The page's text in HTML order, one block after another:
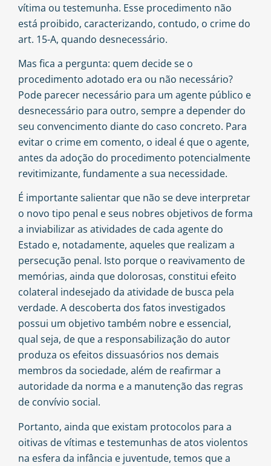
vítima ou testemunha. Esse procedimento não
está proibido, caracterizando, contudo, o crime do
art. 15-A, quando desnecessário.
Mas fica a pergunta: quem decide se o
procedimento adotado era ou não necessário?
Pode parecer necessário para um agente público e
desnecessário para outro, sempre a depender do
seu convencimento diante do caso concreto. Para
evitar o crime em comento, o ideal é que o agente,
antes da adoção do procedimento potencialmente
revitimizante, fundamente a sua necessidade.
É importante salientar que não se deve interpretar
o novo tipo penal e seus nobres objetivos de forma
a inviabilizar as atividades de cada agente do
Estado e, notadamente, aqueles que realizam a
persecução penal. Isto porque o reavivamento de
memórias, ainda que dolorosas, constitui efeito
colateral indesejado da atividade de busca pela
verdade. A descoberta dos fatos investigados
possui um objetivo também nobre e essencial,
qual seja, de que a responsabilização do autor
produza os efeitos dissuasórios nos demais
membros da sociedade, além de reafirmar a
autoridade da norma e a manutenção das regras
de convívio social.
Portanto, ainda que existam protocolos para a
oitivas de vítimas e testemunhas de atos violentos
na esfera da infância e juventude, temos que a